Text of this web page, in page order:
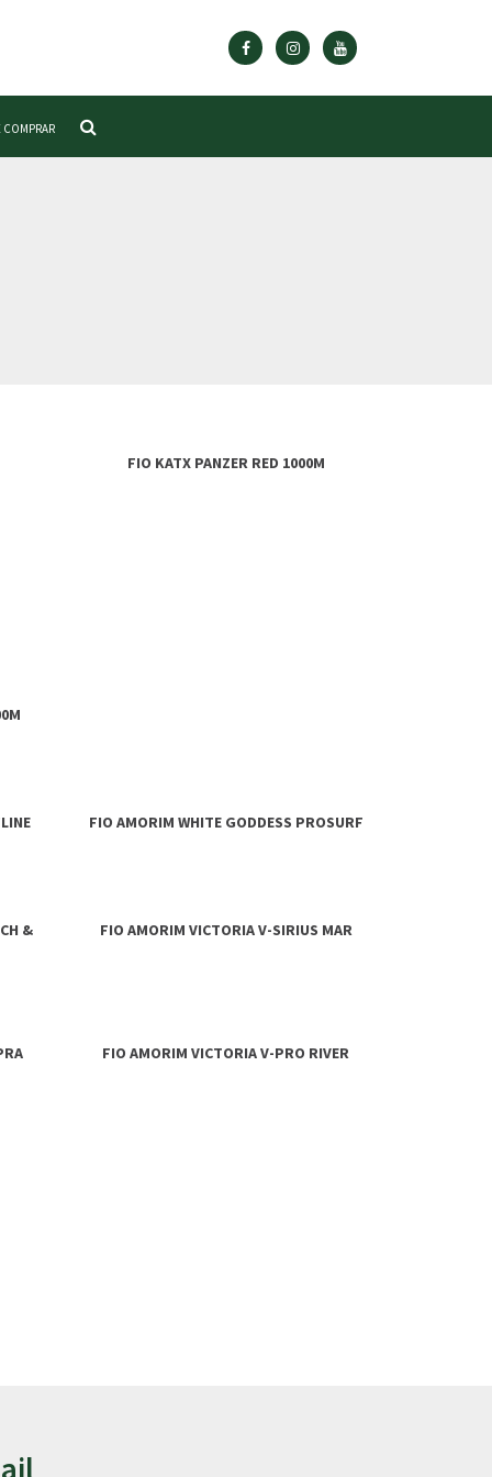
FIO KATX PANZER RED 1000M
FIO AMORIM WHITE GODDESS PROSURF
& FIO AMORIM VICTORIA V-SIRIUS MAR
FIO AMORIM VICTORIA V-PRO RIVER